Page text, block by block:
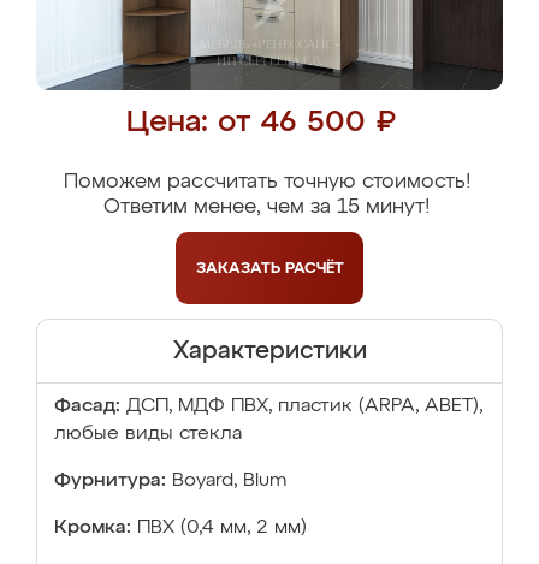
Цена: от 46 500 ₽
Поможем рассчитать точную стоимость!
Ответим менее, чем за 15 минут!
ЗАКАЗАТЬ РАСЧЁТ
Характеристики
Фасад: ДСП, МДФ ПВХ, пластик (ARPA, ABET),
любые виды стекла
Фурнитура: Boyard, Blum
Кромка: ПВХ (0,4 мм, 2 мм)